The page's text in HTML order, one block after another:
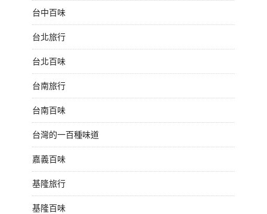
台中百味
台北旅行
台北百味
台南旅行
台南百味
台灣的一百種味道
嘉義百味
基隆旅行
基隆百味